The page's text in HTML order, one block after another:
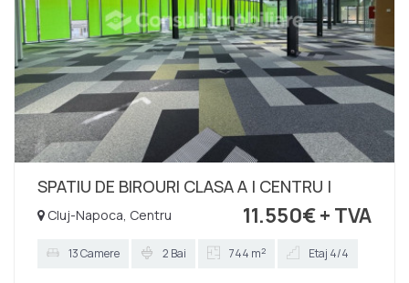
SPATIU DE BIROURI CLASA A | CENTRU |
11.550€+ TVA
Cluj-Napoca, Centru
13 Camere 2 Bai 744 m2 Etaj 4/4